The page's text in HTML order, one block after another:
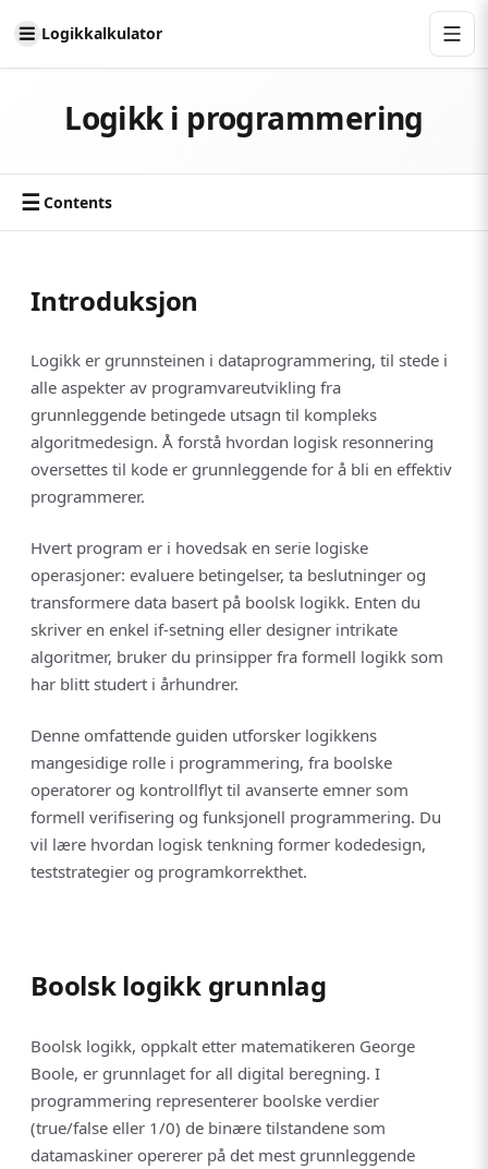
Logikkalkulator
Logikk i programmering
☰ Contents
Introduksjon
Logikk er grunnsteinen i dataprogrammering, til stede i
alle aspekter av programvareutvikling fra
grunnleggende betingede utsagn til kompleks
algoritmedesign. Å forstå hvordan logisk resonnering
oversettes til kode er grunnleggende for å bli en effektiv
programmerer.
Hvert program er i hovedsak en serie logiske
operasjoner: evaluere betingelser, ta beslutninger og
transformere data basert på boolsk logikk. Enten du
skriver en enkel if-setning eller designer intrikate
algoritmer, bruker du prinsipper fra formell logikk som
har blitt studert i århundrer.
Denne omfattende guiden utforsker logikkens
mangesidige rolle i programmering, fra boolske
operatorer og kontrollflyt til avanserte emner som
formell verifisering og funksjonell programmering. Du
vil lære hvordan logisk tenkning former kodedesign,
teststrategier og programkorrekthet.
Boolsk logikk grunnlag
Boolsk logikk, oppkalt etter matematikeren George
Boole, er grunnlaget for all digital beregning. I
programmering representerer boolske verdier
(true/false eller 1/0) de binære tilstandene som
datamaskiner opererer på det mest grunnleggende